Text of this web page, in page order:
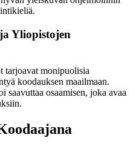
Yliopistojen
tarjoavat monipuolisia
koodauksen maailmaan.
saavuttaa osaamisen, joka avaa